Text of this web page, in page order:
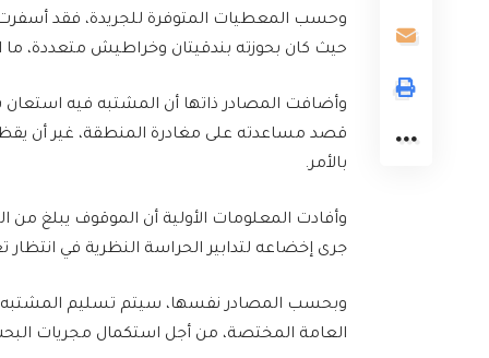
وحسب المعطيات المتوفرة للجريدة، فقد
حيث كان بحوزته بندقيتان وخراطيش متعددة، ما
وأضافت المصادر ذاتها أن المشتبه فيه استعان
قصد مساعدته على مغادرة المنطقة، غير أن
بالأمر.
جرى إخضاعه لتدابير الحراسة النظرية في
وبحسب المصادر نفسها، سيتم تسليم المشتبه
العامة المختصة، من أجل استكمال مجريات البحث